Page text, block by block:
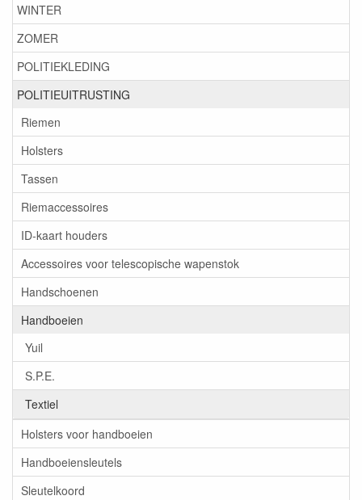
WINTER
ZOMER
POLITIEKLEDING
POLITIEUITRUSTING
Riemen
Holsters
Tassen
Riemaccessoires
ID-kaart houders
Accessoires voor telescopische wapenstok
Handschoenen
Handboeien
Yuil
S.P.E.
Textiel
Holsters voor handboeien
Handboeiensleutels
Sleutelkoord